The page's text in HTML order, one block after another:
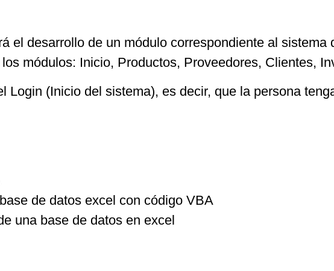
el desarrollo de un módulo correspondiente al sistema
módulos: Inicio, Productos, Proveedores, Clientes,
Login (Inicio del sistema), es decir, que la persona
de datos excel con código VBA
una base de datos en excel